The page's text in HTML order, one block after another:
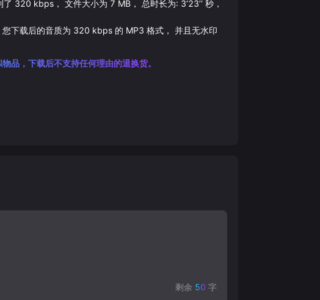
了 320 kbps， 文件大小为 7 MB， 总时长为: 3‘23’‘秒，
下载后的音质为 320 kbps 的 MP3 格式， 并且无水印
品，下载后不支持任何理由的退换货。
剩余 50 字